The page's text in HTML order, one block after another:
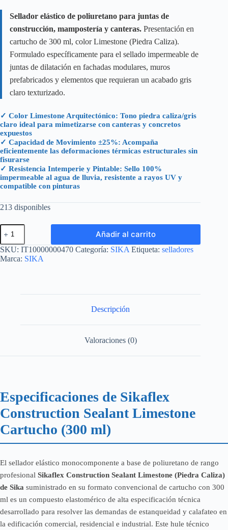
Sellador elástico de poliuretano para juntas de
construcción, mampostería y canteras. Presentación en
cartucho de 300 ml, color Limestone (Piedra Caliza).
Formulado específicamente para el sellado impermeable de
juntas de dilatación en fachadas modulares, muros
prefabricados y elementos que requieran un acabado gris
claro texturizado.
✓ Color Limestone Arquitectónico: Tono piedra caliza/gris
claro ideal para mimetizarse con canteras y concretos
expuestos
✓ Capacidad de Movimiento ±25%: Acompaña
eficientemente las deformaciones térmicas estructurales sin
fisurarse
✓ Resistencia Intemperie y Pintable: Sello 100%
impermeable al agua de lluvia, resistente a rayos UV y
compatible con pinturas
213 disponibles
SIKAFLEX
CONST
SEALANT
LIMESTONE
CARTUCHO
Añadir al carrito
SKU: IT10000000470 Categoría: SIKA Etiqueta: selladores
Marca: SIKA
Descripción
Valoraciones (0)
Especificaciones de Sikaflex
Construction Sealant Limestone
Cartucho (300 ml)
El sellador elástico monocomponente a base de poliuretano de rango
profesional Sikaflex Construction Sealant Limestone (Piedra Caliza)
de Sika suministrado en su formato convencional de cartucho con 300
ml es un compuesto elastomérico de alta especificación técnica
desarrollado para resolver las demandas de estanqueidad y calafateo en
la edificación comercial, residencial e industrial. Este hule técnico